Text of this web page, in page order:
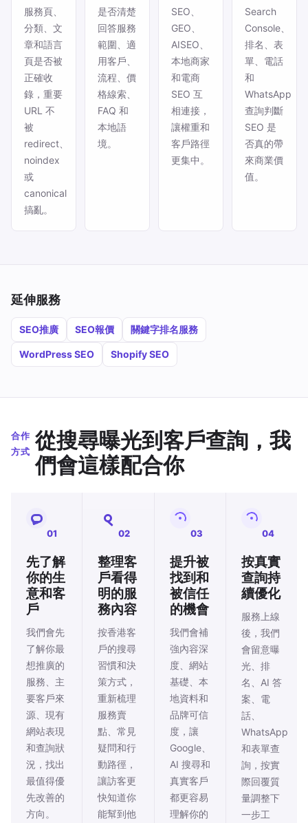
服務頁、
分類、文
章和語言
頁是否被
正確收
錄，重要
URL 不
被
redirect、
noindex
或
canonical
搞亂。
是否清楚
回答服務
範圍、適
用客戶、
流程、價
格線索、
FAQ 和
本地語
境。
SEO、
GEO、
AISEO、
本地商家
和電商
SEO 互
相連接，
讓權重和
客戶路徑
更集中。
Search
Console、
排名、表
單、電話
和
WhatsApp
查詢判斷
SEO 是
否真的帶
來商業價
值。
延伸服務
SEO推廣 SEO報價 關鍵字排名服務
WordPress SEO Shopify SEO
合作
方式 從搜尋曝光到客戶查詢，我
們會這樣配合你
01
先了解
你的生
意和客
戶
我們會先
了解你最
想推廣的
服務、主
要客戶來
源、現有
網站表現
和查詢狀
況，找出
最值得優
先改善的
方向。
02
整理客
戶看得
明的服
務內容
按香港客
戶的搜尋
習慣和決
策方式，
重新梳理
服務賣
點、常見
疑問和行
動路徑，
讓訪客更
快知道你
能幫到他
03
提升被
找到和
被信任
的機會
我們會補
強內容深
度、網站
基礎、本
地資料和
品牌可信
度，讓
Google、
AI 搜尋和
真實客戶
都更容易
理解你的
04
按真實
查詢持
續優化
服務上線
後，我們
會留意曝
光、排
名、AI 答
案、電
話、
WhatsApp
和表單查
詢，按實
際回覆質
量調整下
一步工